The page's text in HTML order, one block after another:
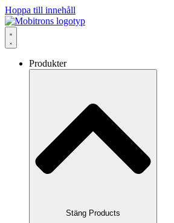
Hoppa till innehåll
Produkter
Stäng Products